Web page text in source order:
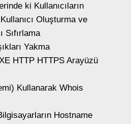
ki Kullanıcıların
Oluşturma ve
Sıfırlama
Yakma
HTTP HTTPS Arayüzü
Kullanarak Whois
Hostname